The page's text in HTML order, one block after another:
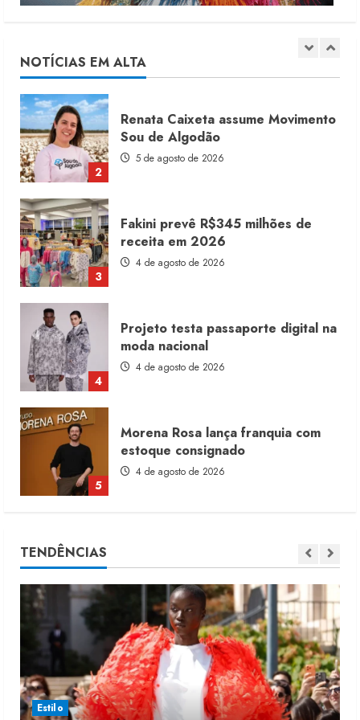
NOTÍCIAS EM ALTA
1
6 de agosto de 2026
2
Renata Caixeta assume Movimento
Sou de Algodão
5 de agosto de 2026
3
Fakini prevê R$345 milhões de
receita em 2026
4 de agosto de 2026
4
Projeto testa passaporte digital na
moda nacional
4 de agosto de 2026
5
Morena Rosa lança franquia com
estoque consignado
4 de agosto de 2026
1
2
Renata Caixeta assume Movimento
Sou de Algodão
5 de agosto de 2026
TENDÊNCIAS
Estilo